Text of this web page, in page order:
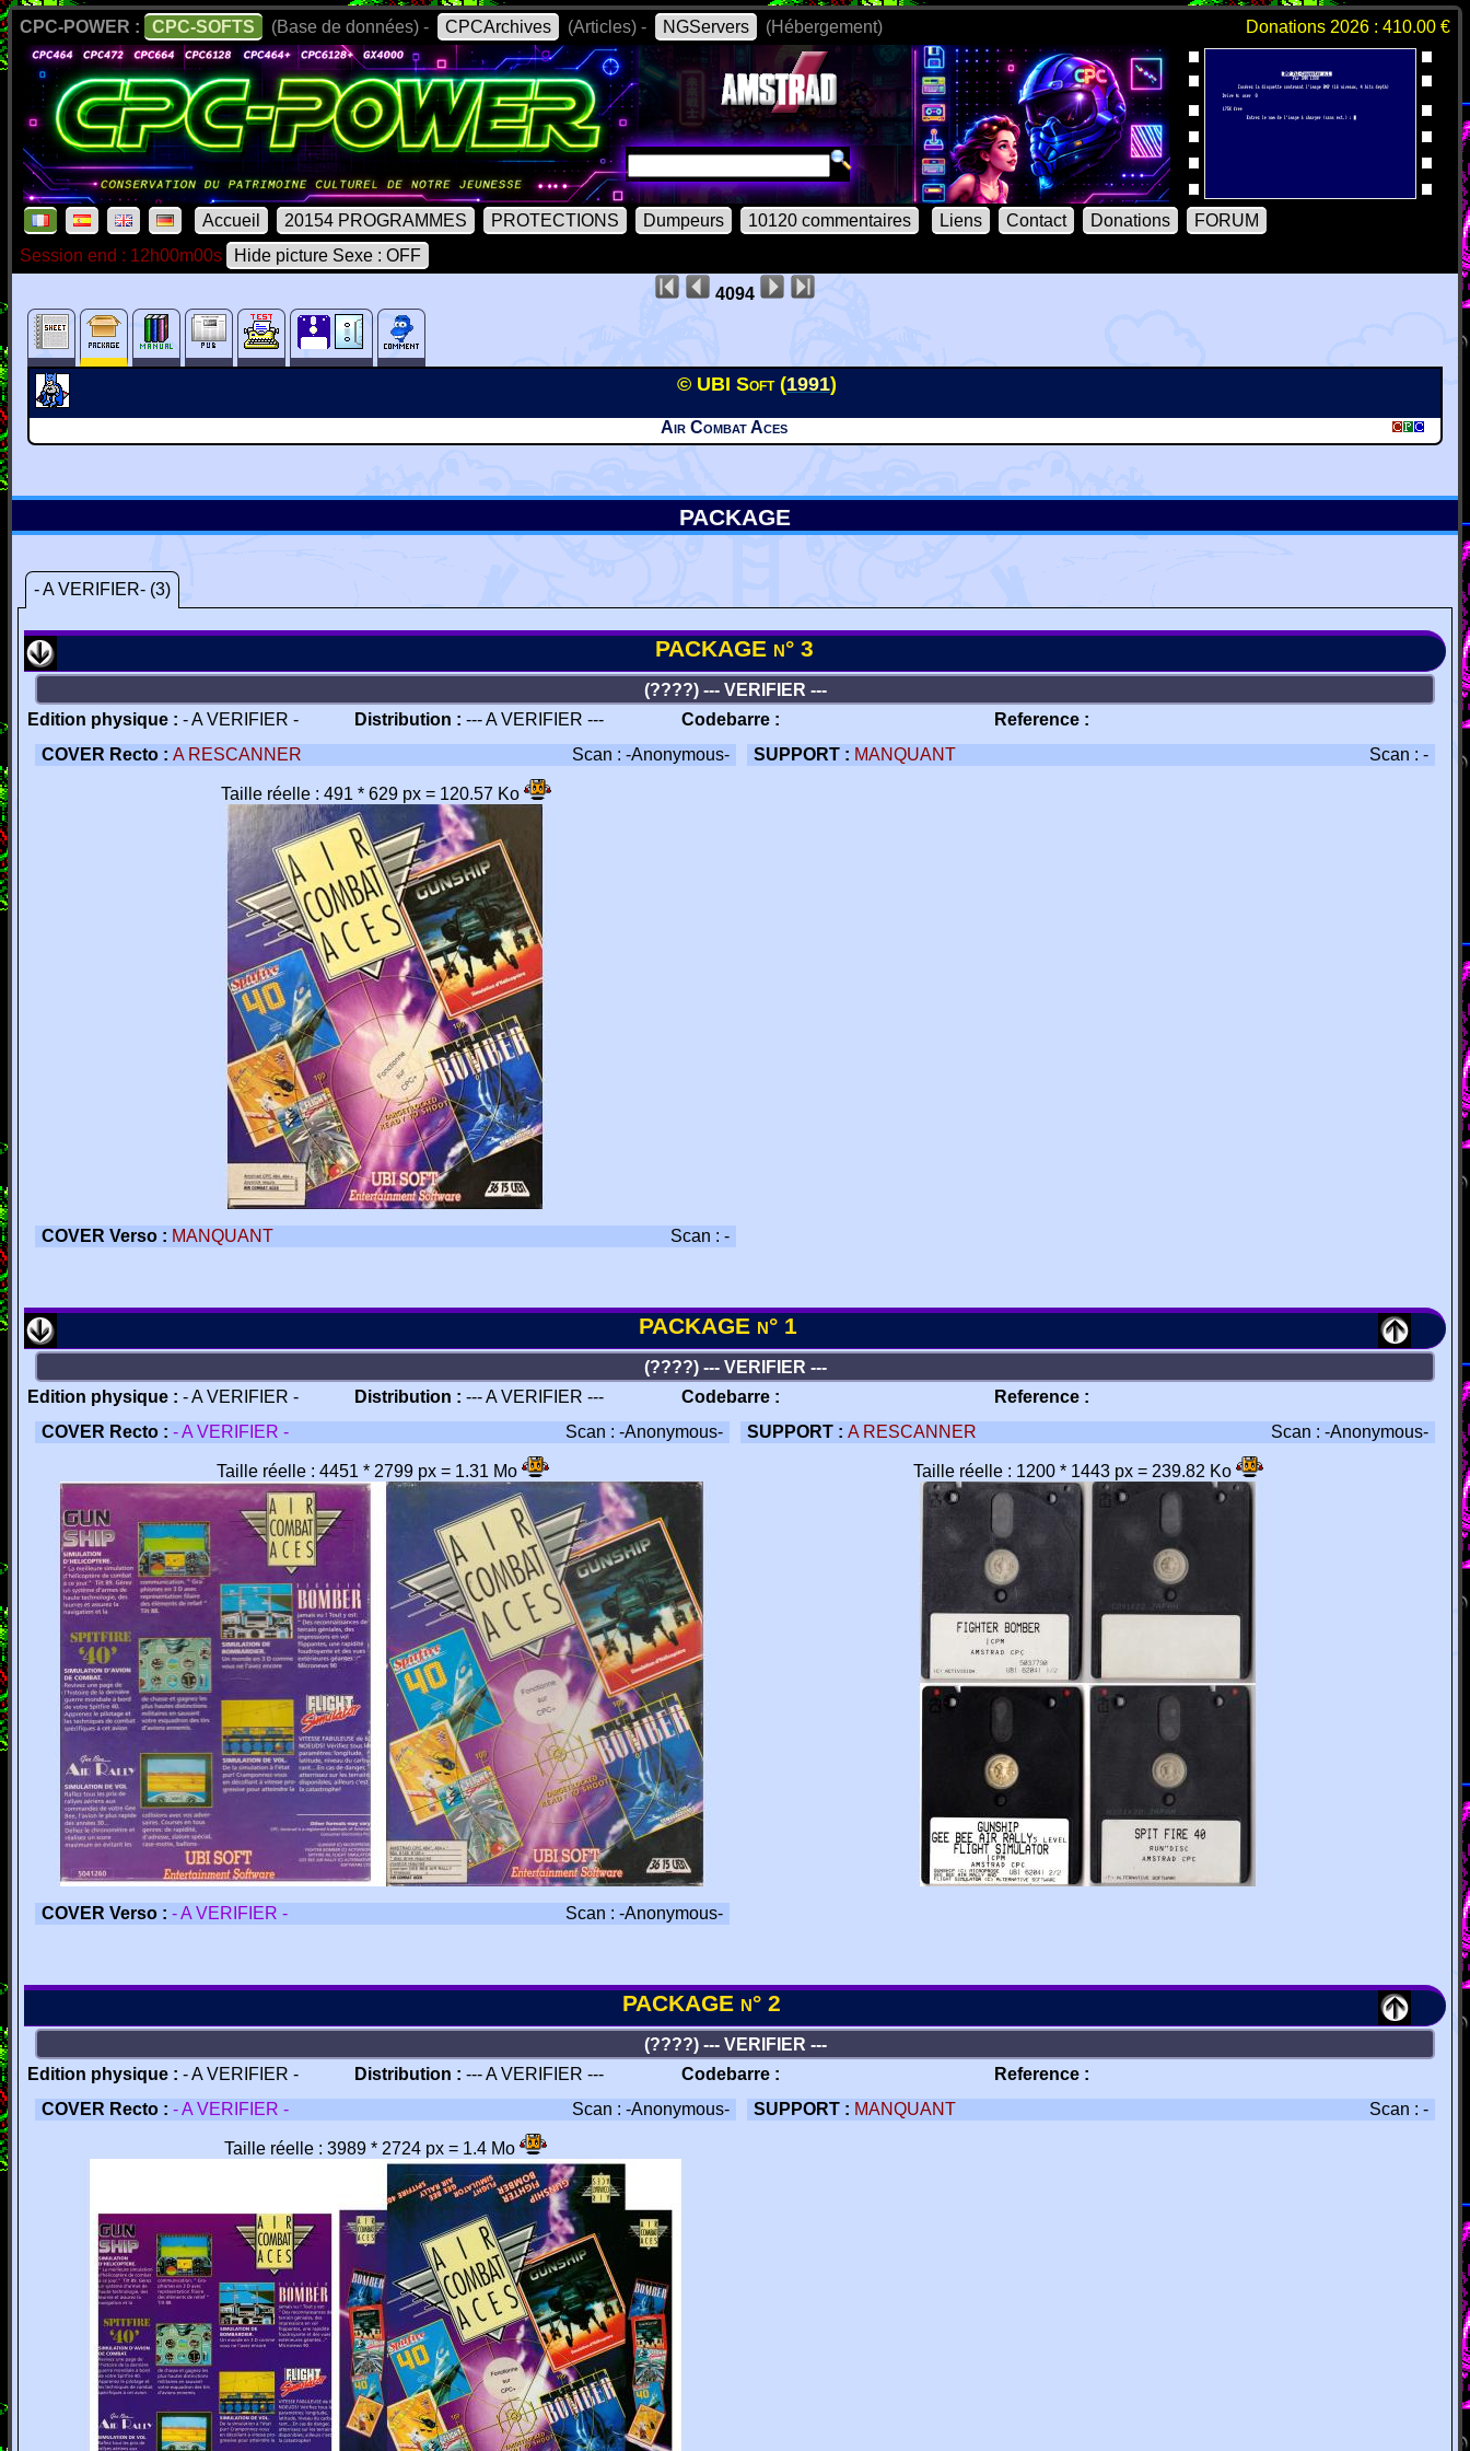
CPC-POWER : CPC-SOFTS (Base de données) - CPCArchives (Articles) - NGServers (Hébergement) Donations 2026 : 410.00 €
Accueil 20154 PROGRAMMES PROTECTIONS Dumpeurs 10120 commentaires Liens Contact Donations
FORUM
Session end : 12h00m00s
Hide picture Sexe : OFF
4094
© UBI Soft (1991)
Air Combat Aces
PACKAGE
- A VERIFIER- (3)
PACKAGE n° 3
(????) --- VERIFIER ---
Edition physique : - A VERIFIER - Distribution : --- A VERIFIER --- Codebarre :
Reference :
COVER Recto : A RESCANNER Scan : -Anonymous- SUPPORT : MANQUANT Scan : -
Taille réelle : 491 * 629 px = 120.57 Ko
COVER Verso : MANQUANT Scan : -
PACKAGE n° 1
(????) --- VERIFIER ---
Edition physique : - A VERIFIER - Distribution : --- A VERIFIER --- Codebarre :
Reference :
COVER Recto : - A VERIFIER - Scan : -Anonymous- SUPPORT : A RESCANNER Scan : -Anonymous-
Taille réelle : 4451 * 2799 px = 1.31 Mo Taille réelle : 1200 * 1443 px = 239.82 Ko
COVER Verso : - A VERIFIER - Scan : -Anonymous-
PACKAGE n° 2
(????) --- VERIFIER ---
Edition physique : - A VERIFIER - Distribution : --- A VERIFIER --- Codebarre :
Reference :
COVER Recto : - A VERIFIER - Scan : -Anonymous- SUPPORT : MANQUANT Scan : -
Taille réelle : 3989 * 2724 px = 1.4 Mo